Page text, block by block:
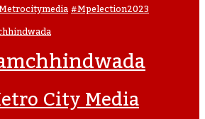
#mpelection2023
City Media